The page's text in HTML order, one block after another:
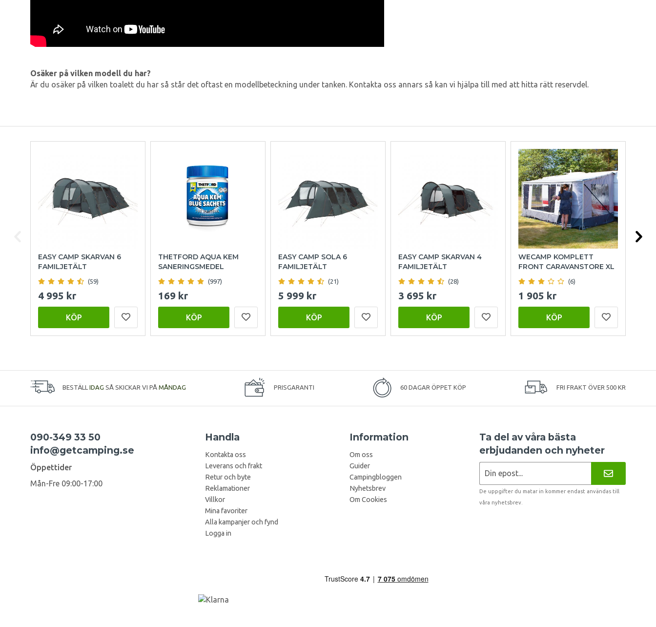
Osäker på vilken modell du har?
Är du osäker på vilken toalett du har så står det oftast en modellbeteckning under tanken. Kontakta oss annars så kan vi hjälpa till med att hitta rätt reservdel.
EASY CAMP SKARVAN 6
FAMILJETÄLT
(59)
4 995 kr
KÖP
THETFORD AQUA KEM
SANERINGSMEDEL
(997)
169 kr
KÖP
EASY CAMP SOLA 6
FAMILJETÄLT
(21)
5 999 kr
KÖP
EASY CAMP SKARVAN 4
FAMILJETÄLT
(28)
3 695 kr
KÖP
WECAMP KOMPLETT
FRONT CARAVANSTORE XL
(6)
1 905 kr
KÖP
BESTÄLL IDAG SÅ SKICKAR VI PÅ MÅNDAG PRISGARANTI 60 DAGAR ÖPPET KÖP FRI FRAKT ÖVER 500 KR
090-349 33 50
info@getcamping.se
Öppettider
Mån-Fre 09:00-17:00
Handla
Kontakta oss
Leverans och frakt
Retur och byte
Reklamationer
Villkor
Mina favoriter
Alla kampanjer och fynd
Logga in
Information
Om oss
Guider
Campingbloggen
Nyhetsbrev
Om Cookies
Ta del av våra bästa
erbjudanden och nyheter
De uppgifter du matar in kommer endast användas till
våra nyhetsbrev.